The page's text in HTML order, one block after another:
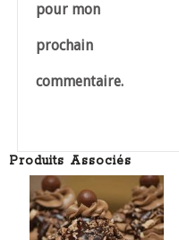
pour mon
prochain
commentaire.
Produits Associés